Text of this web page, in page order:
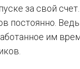
за свой
постоянно.
им